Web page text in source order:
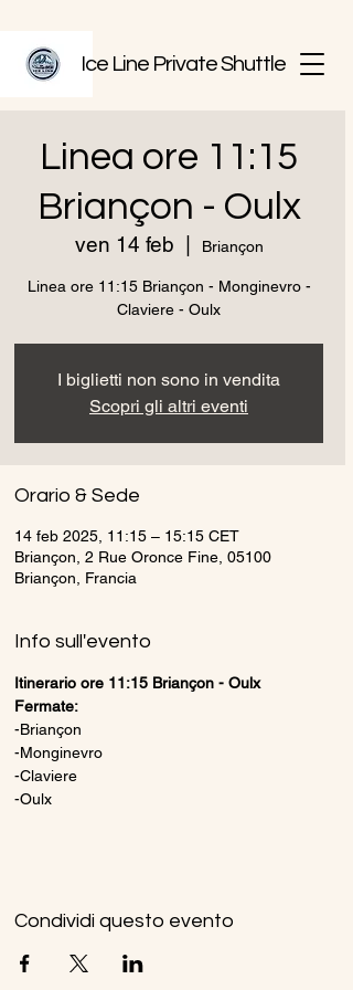
Ice Line Private Shuttle
Linea ore 11:15
Briançon - Oulx
ven 14 feb Briançon
Linea ore 11:15 Briançon - Monginevro -
I biglietti non sono in vendita
Scopri gli altri eventi
Orario & Sede
14 feb 2025, 11:15 – 15:15 CET
Briançon, 2 Rue Oronce Fine, 05100
Briançon, Francia
Info sull'evento
Itinerario ore 11:15 Briançon - Oulx
Fermate:
-Briançon
-Monginevro
-Claviere
-Oulx
Condividi questo evento